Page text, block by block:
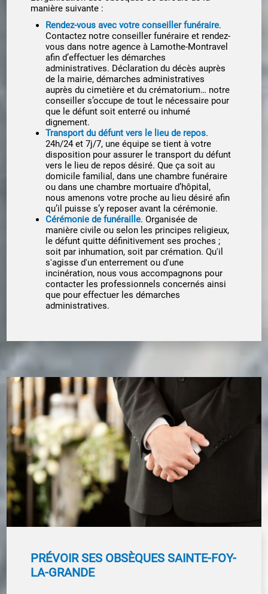
manière suivante :
Rendez-vous avec votre conseiller funéraire.
Contactez notre conseiller funéraire et rendez-
vous dans notre agence à Lamothe-Montravel
afin d’effectuer les démarches
administratives. Déclaration du décès auprès
de la mairie, démarches administratives
auprès du cimetière et du crématorium… notre
conseiller s’occupe de tout le nécessaire pour
que le défunt soit enterré ou inhumé
dignement.
Transport du défunt vers le lieu de repos.
24h/24 et 7j/7, une équipe se tient à votre
disposition pour assurer le transport du défunt
vers le lieu de repos désiré. Que ça soit au
domicile familial, dans une chambre funéraire
ou dans une chambre mortuaire d’hôpital,
nous amenons votre proche au lieu désiré afin
qu’il puisse s’y reposer avant la cérémonie.
Cérémonie de funéraille. Organisée de
manière civile ou selon les principes religieux,
le défunt quitte définitivement ses proches ;
soit par inhumation, soit par crémation. Qu'il
s'agisse d'un enterrement ou d'une
incinération, nous vous accompagnons pour
contacter les professionnels concernés ainsi
que pour effectuer les démarches
administratives.
PRÉVOIR SES OBSÈQUES SAINTE-FOY-
LA-GRANDE